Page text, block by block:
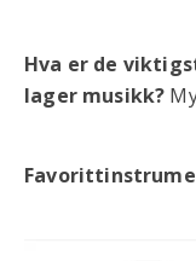
Hva er de
lager musikk?